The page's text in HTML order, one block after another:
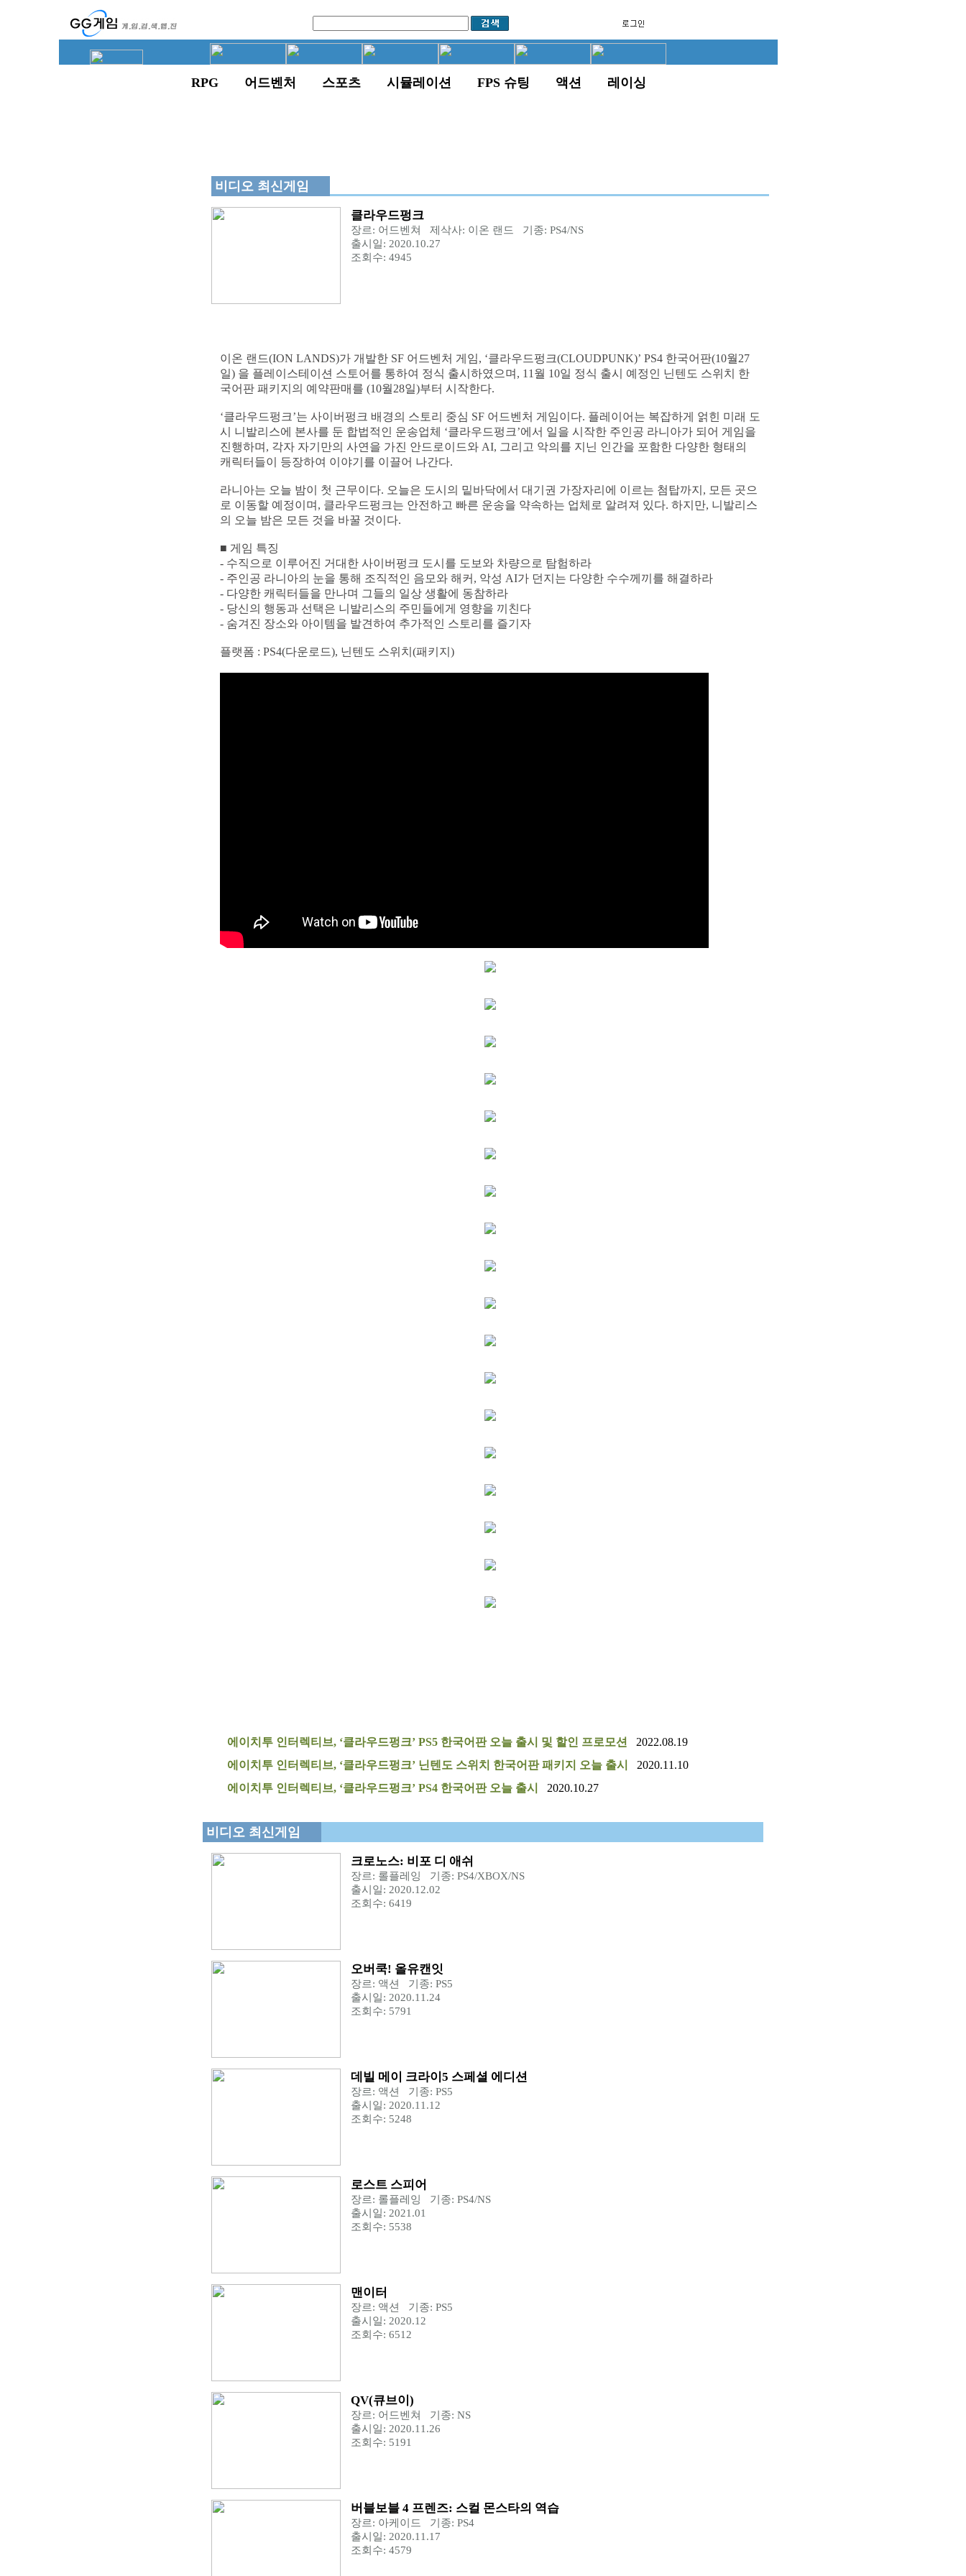
RPG 어드벤처 스포츠 시뮬레이션 FPS 슈팅 액션 레이싱
비디오 최신게임
클라우드펑크
장르: 어드벤쳐 제삭사: 이온 랜드 기종: PS4/NS
출시일: 2020.10.27
조회수: 4945
이온 랜드(ION LANDS)가 개발한 SF 어드벤처 게임, ‘클라우드펑크(CLOUDPUNK)’ PS4 한국어판(10월27
일) 을 플레이스테이션 스토어를 통하여 정식 출시하였으며, 11월 10일 정식 출시 예정인 닌텐도 스위치 한
국어판 패키지의 예약판매를 (10월28일)부터 시작한다.
‘클라우드펑크’는 사이버펑크 배경의 스토리 중심 SF 어드벤처 게임이다. 플레이어는 복잡하게 얽힌 미래 도
시 니발리스에 본사를 둔 합법적인 운송업체 ‘클라우드펑크’에서 일을 시작한 주인공 라니아가 되어 게임을
진행하며, 각자 자기만의 사연을 가진 안드로이드와 AI, 그리고 악의를 지닌 인간을 포함한 다양한 형태의
캐릭터들이 등장하여 이야기를 이끌어 나간다.
라니아는 오늘 밤이 첫 근무이다. 오늘은 도시의 밑바닥에서 대기권 가장자리에 이르는 첨탑까지, 모든 곳으
로 이동할 예정이며, 클라우드펑크는 안전하고 빠른 운송을 약속하는 업체로 알려져 있다. 하지만, 니발리스
의 오늘 밤은 모든 것을 바꿀 것이다.
■ 게임 특징
- 수직으로 이루어진 거대한 사이버펑크 도시를 도보와 차량으로 탐험하라
- 주인공 라니아의 눈을 통해 조직적인 음모와 해커, 악성 AI가 던지는 다양한 수수께끼를 해결하라
- 다양한 캐릭터들을 만나며 그들의 일상 생활에 동참하라
- 당신의 행동과 선택은 니발리스의 주민들에게 영향을 끼친다
- 숨겨진 장소와 아이템을 발견하여 추가적인 스토리를 즐기자
플랫폼 : PS4(다운로드), 닌텐도 스위치(패키지)
에이치투 인터렉티브, ‘클라우드펑크’ PS5 한국어판 오늘 출시 및 할인 프로모션
2022.08.19
에이치투 인터렉티브, ‘클라우드펑크’ 닌텐도 스위치 한국어판 패키지 오늘 출시
2020.11.10
에이치투 인터렉티브, ‘클라우드펑크’ PS4 한국어판 오늘 출시
2020.10.27
비디오 최신게임
크로노스: 비포 디 애쉬
장르: 롤플레잉 기종: PS4/XBOX/NS
출시일: 2020.12.02
조회수: 6419
오버쿡! 올유캔잇
장르: 액션 기종: PS5
출시일: 2020.11.24
조회수: 5791
데빌 메이 크라이5 스페셜 에디션
장르: 액션 기종: PS5
출시일: 2020.11.12
조회수: 5248
로스트 스피어
장르: 롤플레잉 기종: PS4/NS
출시일: 2021.01
조회수: 5538
맨이터
장르: 액션 기종: PS5
출시일: 2020.12
조회수: 6512
QV(큐브이)
장르: 어드벤쳐 기종: NS
출시일: 2020.11.26
조회수: 5191
버블보블 4 프렌즈: 스컬 몬스타의 역습
장르: 아케이드 기종: PS4
출시일: 2020.11.17
조회수: 4579